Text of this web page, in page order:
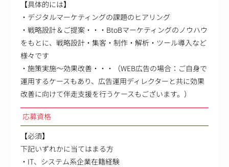
【具体的には】
・デジタルマーケティングの課題のヒアリング
・戦略設計＆ご提案・・・BtoBマーケティングのノウハウ
をもとに、戦略設計・集客・制作・解析・ツール導入など
様々です
・施策実施～効果改善・・・（WEB広告の場合：ご自身で
運用するケースもあり、広告運用ディレクターと共に効果
改善に向けて伴走支援を行うケースもございます。）
応募資格
【必須】
下記いずれかに当てはまる方
・IT、システム系企業在籍経験